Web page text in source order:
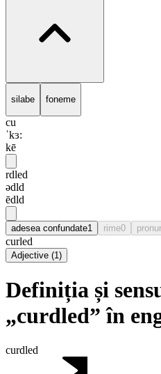
silabe foneme
cu
ˈkɜ:
kē
rdled
ədld
ēdld
adesea confundate1 rime0
curled
Adjective (1)
Definiția și
„curdled” în
curdled